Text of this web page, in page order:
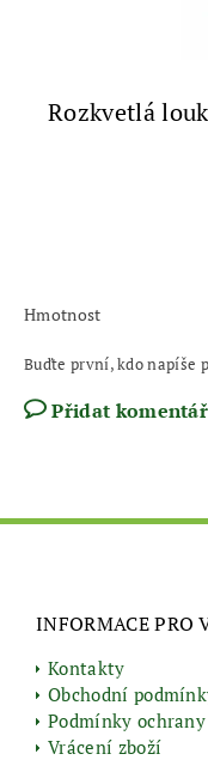
Rozkvetlá
Hmotnost
Buďte první, kdo napíše
Přidat komentář
INFORMACE PRO
Kontakty
Obchodní
Podmínky
Vrácení zboží